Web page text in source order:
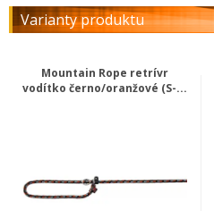
Varianty produktu
Mountain Rope retrívr
vodítko černo/oranžové (S-...